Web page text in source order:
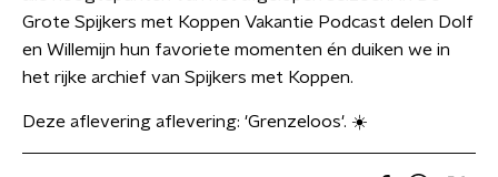
Grote Spijkers met Koppen Vakantie Podcast delen Dolf
en Willemijn hun favoriete momenten én duiken we in
het rijke archief van Spijkers met Koppen.
Deze aflevering aflevering: 'Grenzeloos'. ☀️